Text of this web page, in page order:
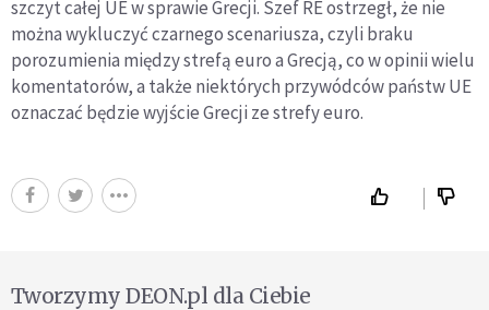
szczyt całej UE w sprawie Grecji. Szef RE ostrzegł, że nie
można wykluczyć czarnego scenariusza, czyli braku
porozumienia między strefą euro a Grecją, co w opinii wielu
komentatorów, a także niektórych przywódców państw UE
oznaczać będzie wyjście Grecji ze strefy euro.
Tworzymy DEON.pl dla Ciebie